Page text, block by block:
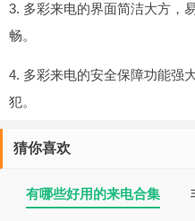
3. 多彩来电的界面简洁大方，
畅。
4. 多彩来电的安全保障功能强
犯。
猜你喜欢
有哪些好用的来电合集